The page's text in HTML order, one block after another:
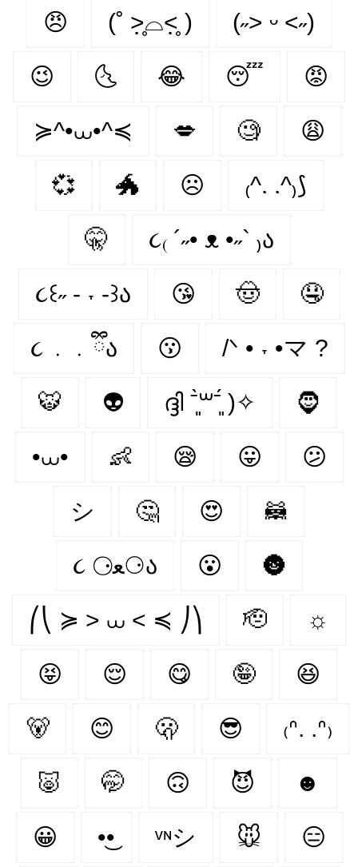
😠 (˚ ˃̣̣̥⌓˂̣̣̥ ) (˶˃ ᵕ ˂˶)
😉 🌜 😂 😴 😡
≽^•⩊•^≼ 💋 🧐 😩
💞 🐲 ☹ ₍^. .^₎⟆
🤫 ૮₍ ´˶• ᴥ •˶` ₎ა
૮꒰˶ - ˕ -꒱ა 😘 🤠 🤤
૮ ․ ․ ྀིა 😗 /ᐠ • ˕ •マ ?
🐯 👽 ദ്ദി ˉ͈̀꒳ˉ͈́ )✧ 🧔
•⩊• 👶 😪 😛 😕
シ 🤔 😍 🦝
૮ ⚆ﻌ⚆ა 😮 🌚
⎛⎝ ≽ > ⩊ < ≼ ⎠⎞ 🫡 ☼
😝 😌 😋 🤪 😆
🐻‍ 😊 🫢 😎 ₍ᐢ. .ᐢ₎
🐷 🤭 🙃 😈 ☻
😀 •͜• ᵛᶰシ 🐭 😑